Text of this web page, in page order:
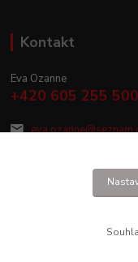
Kontakt
Eva Ozanne
+420 605 255 500